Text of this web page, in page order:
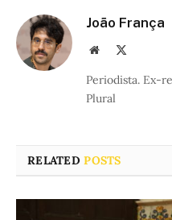
João França
Website
Periodista. Ex-
Plural
RELATEDPOSTS